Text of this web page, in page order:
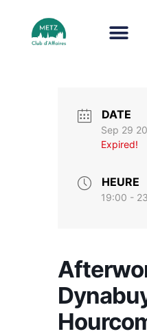
DATE
Sep 29
Expired!
HEURE
19:00 -